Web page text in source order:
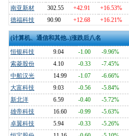
南亚新材
302.55 +42.91
+16.53%
德福科技
90.90 +12.68 +16.21%
(计算机、通信和其他..)涨跌后八名
恒银科技
9.04 -1.00
-9.96%
索菱股份
4.10 -0.33
-7.45%
中船汉光
14.99 -1.07
-6.66%
大富科技
9.03 -0.56
-5.84%
新北洋
6.59 -0.40
-5.72%
雄帝科技
16.60 -0.99
-5.63%
卓翼科技
5.94 -0.33
-5.26%